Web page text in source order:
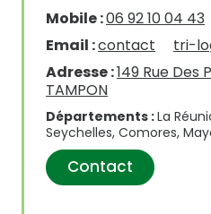
Mobile :06 92 10 04 43
Email :contact
tri-
Adresse :149 Rue Des
TAMPON
Départements :La
Seychelles, Comores,
Contact